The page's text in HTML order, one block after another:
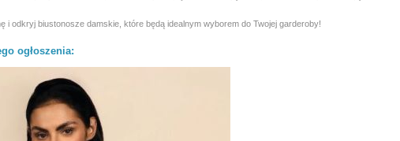
i odkryj biustonosze damskie, które będą idealnym wyborem do Twojej garderoby!
ogłoszenia: